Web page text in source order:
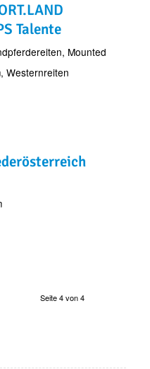
Talente
, Mounted
, Westernreiten
Seite 4 von 4